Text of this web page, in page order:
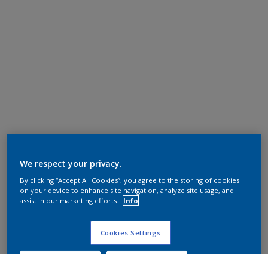
We respect your privacy.
By clicking “Accept All Cookies”, you agree to the storing of cookies
on your device to enhance site navigation, analyze site usage, and
assist in our marketing efforts.
Info
Cookies Settings